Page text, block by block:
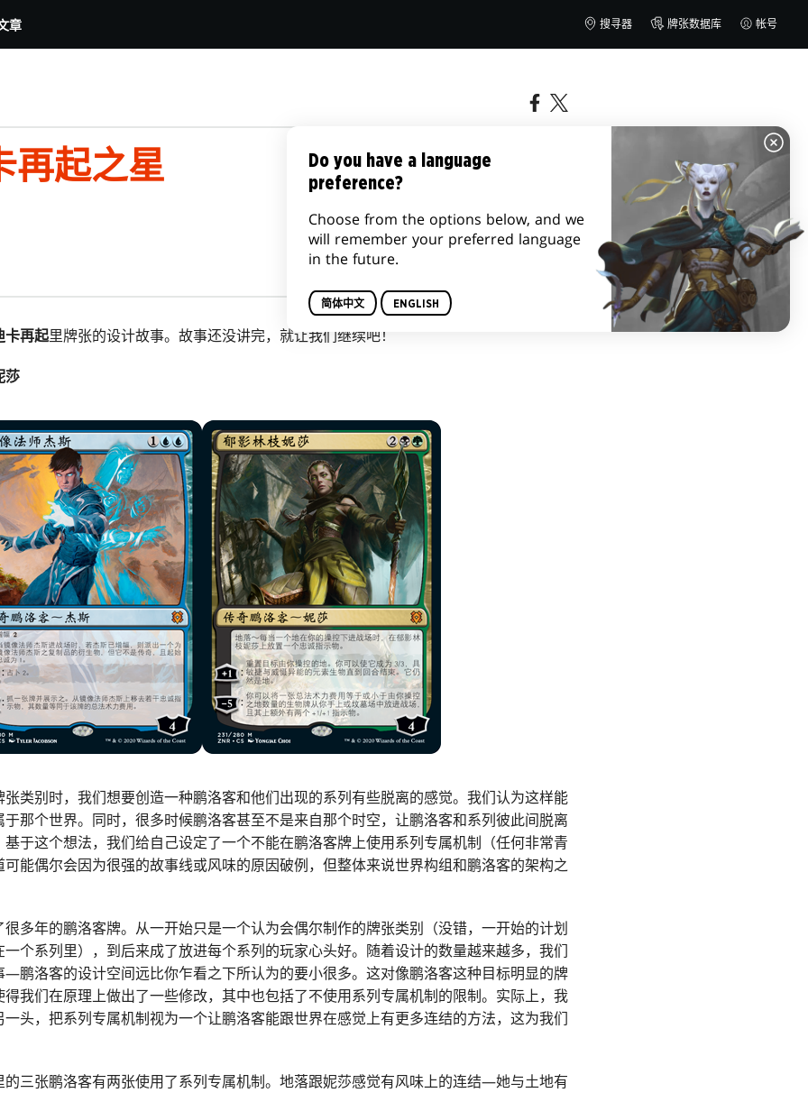
章 搜寻器 牌张数据库 帐号
再起之星
卡再起里牌张的设计故事。故事还没讲完，就让我们继续吧！
莎
类别时，我们想要创造一种鹏洛客和他们出现的系列有些脱离的感觉。我们认为这样能
那个世界。同时，很多时候鹏洛客甚至不是来自那个时空，让鹏洛客和系列彼此间脱离
于这个想法，我们给自己设定了一个不能在鹏洛客牌上使用系列专属机制（任何非常青
能偶尔会因为很强的故事线或风味的原因破例，但整体来说世界构组和鹏洛客的架构之
多年的鹏洛客牌。从一开始只是一个认为会偶尔制作的牌张类别（没错，一开始的计划
个系列里），到后来成了放进每个系列的玩家心头好。随着设计的数量越来越多，我们
—鹏洛客的设计空间远比你乍看之下所认为的要小很多。这对像鹏洛客这种目标明显的牌
我们在原理上做出了一些修改，其中也包括了不使用系列专属机制的限制。实际上，我
头，把系列专属机制视为一个让鹏洛客能跟世界在感觉上有更多连结的方法，这为我们
的三张鹏洛客有两张使用了系列专属机制。地落跟妮莎感觉有风味上的连结—她与土地有
Do you have a language
preference?
Choose from the options below, and we
will remember your preferred language
in the future.
简体中文 ENGLISH